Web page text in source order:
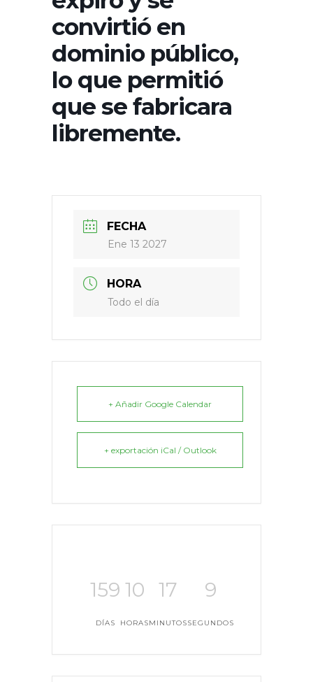
convirtió en
dominio público,
lo que permitió
que se fabricara
libremente.
FECHA
Ene 13 2027
HORA
Todo el día
+ Añadir Google Calendar
+ exportación iCal / Outlook
159
DÍAS
10
HORAS
17
MINUTOS
8
SEGUNDOS